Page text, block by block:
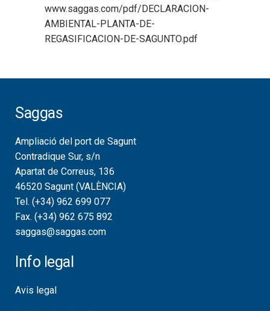
www.saggas.com/pdf/DECLARACION-
AMBIENTAL-PLANTA-DE-
REGASIFICACION-DE-SAGUNTO.pdf
Saggas
Ampliació del port de Sagunt
Contradique Sur, s/n
Apartat de Correus, 136
46520 Sagunt (VALÈNCIA)
Tel. (+34) 962 699 077
Fax. (+34) 962 675 892
saggas@saggas.com
Info legal
Avis legal